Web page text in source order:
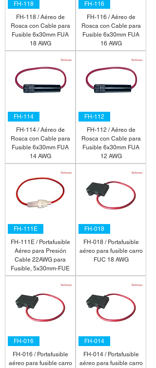
FH-118
FH-118 / Aéreo de
Rosca con Cable para
Fusible 6x30mm FUA
18 AWG
FH-116
FH-116 / Aéreo de
Rosca con Cable para
Fusible 6x30mm FUA
16 AWG
FH-114
FH-114 / Aéreo de
Rosca con Cable para
Fusible 6x30mm FUA
14 AWG
FH-112
FH-112 / Aéreo de
Rosca con Cable para
Fusible 6x30mm FUA
12 AWG
FH-111E
FH-111E / Portafusible
Aéreo para Presión
Cable 22AWG para
Fusible, 5x30mm-FUE
FH-018
FH-018 / Portafusible
aéreo para fusible carro
FUC 18 AWG
FH-016
FH-016 / Portafusible
aéreo para fusible carro
FH-014
FH-014 / Portafusible
aéreo para fusible carro